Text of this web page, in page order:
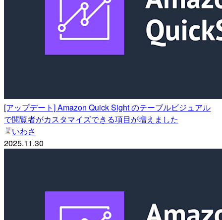
[アップデート] Amazon Quick Sight のテーブルビジュアル
で閲覧者がカスタマイズできる項目が増えました
いわさ
2025.11.30